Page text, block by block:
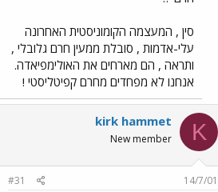
סין , המעצמה הקומוניסטית האחרונה
עלי-אדמות , סובלת ממעין חרם גלובלי ,
ותראה , הם מארחים את האולימפיאדה.
אנחנו לא מפחדים מחרם קפיטליסטי !
K
kirk hammet
New member
14/7/01
#31